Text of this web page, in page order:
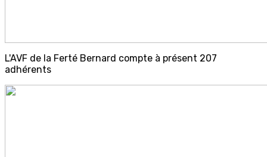
L'AVF de la Ferté Bernard compte à présent 207
adhérents